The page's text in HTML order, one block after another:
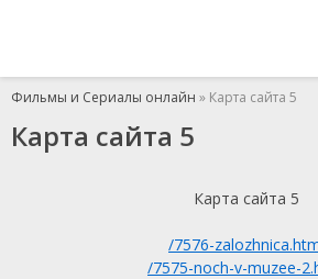
Фильмы и Сериалы онлайн » Карта сайта 5
Карта сайта 5
Карта сайта 5
/7576-
/7575-noch-v-muzee-